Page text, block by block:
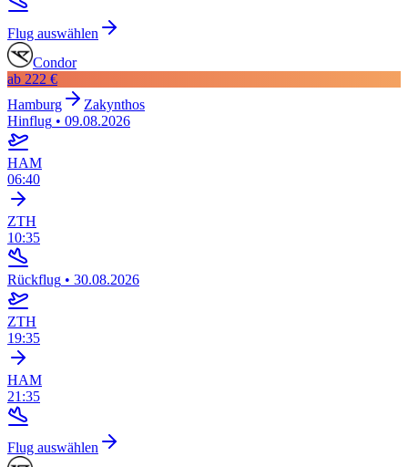
Flug auswählen
Condor
ab 222 €
Hamburg
Zakynthos
Hinflug • 09.08.2026
HAM
06:40
ZTH
10:35
Rückflug • 30.08.2026
ZTH
19:35
HAM
21:35
Flug auswählen